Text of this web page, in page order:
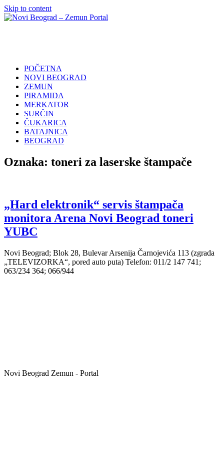
Skip to content
Portal
POČETNA
NOVI BEOGRAD
ZEMUN
PIRAMIDA
MERKATOR
SURČIN
ČUKARICA
BATAJNICA
BEOGRAD
Oznaka: toneri za laserske štampače
„Hard elektronik“ servis štampača
monitora Arena Novi Beograd toneri
YUBC
Novi Beograd; Blok 28, Bulevar Arsenija Čarnojevića 113 (zgrada
„TELEVIZORKA“, pored auto puta) Telefon: 011/2 147 741;
063/234 364; 066/944
Novi Beograd Zemun - Portal